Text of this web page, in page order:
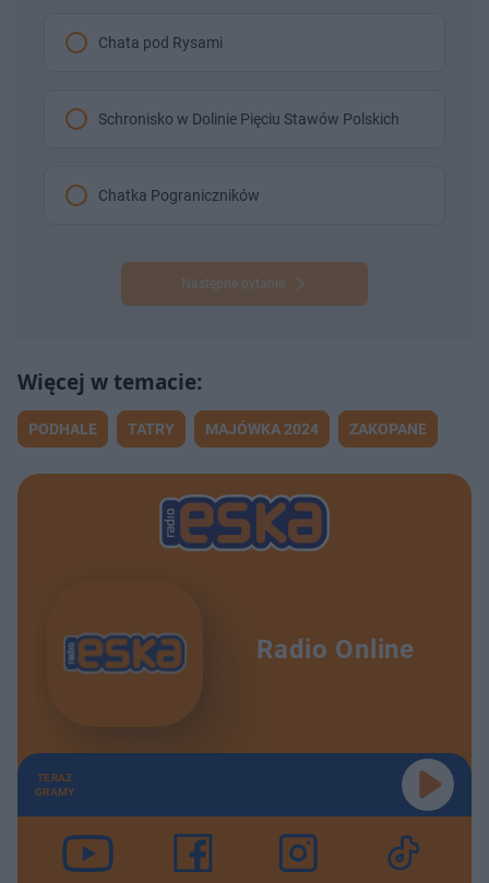
Chata pod Rysami
Schronisko w Dolinie Pięciu Stawów Polskich
Chatka Pograniczników
Następne pytanie
PODHALE TATRY MAJÓWKA 2024 ZAKOPANE
Radio Online
TERAZ
GRAMY